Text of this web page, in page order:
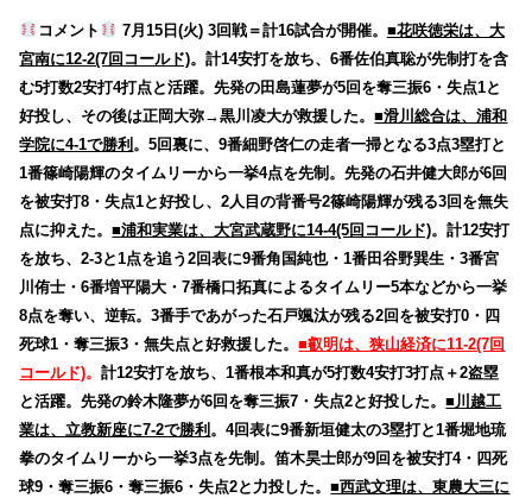
コメント 7月15日(火) 3回戦＝計16試合が開催。 ■花咲徳栄は、大
宮南に12-2(7回コールド)。計14安打を放ち、6番佐伯真聡が先制打を含
む5打数2安打4打点と活躍。先発の田島蓮夢が5回を奪三振6・失点1と
好投し、その後は正岡大弥→黒川凌大が救援した。■滑川総合は、浦和
学院に4-1で勝利 。5回裏に、9番細野啓仁の走者一掃となる3点3塁打と
1番篠崎陽輝のタイムリーから一挙4点を先制。先発の石井健大郎が6回
を被安打8・失点1と好投し、2人目の背番号2篠崎陽輝が残る3回を無失
点に抑えた。■浦和実業は、大宮武蔵野に14-4(5回コールド)。計12安打
を放ち、2-3と1点を追う2回表に9番角国純也・1番田谷野巽生・3番宮
川侑士・6番増平陽大・7番橋口拓真によるタイムリー5本などから一挙
8点を奪い、逆転。3番手であがった石戸颯汰が残る2回を被安打0・四
死球1・奪三振3・無失点と好救援した。■叡明は、狭山経済に11-2(7回
コールド)。計12安打を放ち、1番根本和真が5打数4安打3打点＋2盗塁
と活躍。先発の鈴木隆夢が6回を奪三振7・失点2と好投した。■川越工
業は、立教新座に7-2で勝利 。4回表に9番新垣健太の3塁打と1番堀地琉
拳のタイムリーから一挙3点を先制。笛木昊士郎が9回を被安打4・四死
球9・奪三振6・奪三振6・失点2と力投した。■西武文理は、東農大三に